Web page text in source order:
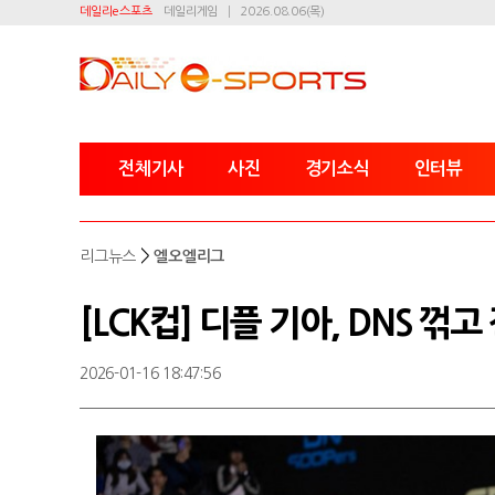
데일리e스포츠 데일리게임 2026.08.06(목)
전체기사 사진 경기소식 인터뷰
리그뉴스 >엘오엘리그
[LCK컵] 디플 기아, DNS 꺾
2026-01-16 18:47:56